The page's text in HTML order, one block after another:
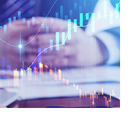
也没有赚到钱，那么直接申请
假如注册资金2000万，实缴了